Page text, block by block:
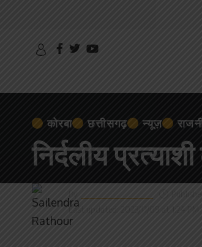
कोरबा छत्तीसगढ़ न्यूज़
निर्दलीय
Last updated: 2023/11/09 at 1:24 PM